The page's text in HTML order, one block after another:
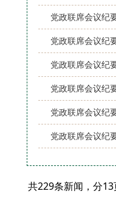
党政联席会议纪
党政联席会议纪
党政联席会议纪
党政联席会议纪
党政联席会议纪
党政联席会议纪
共229条新闻，分